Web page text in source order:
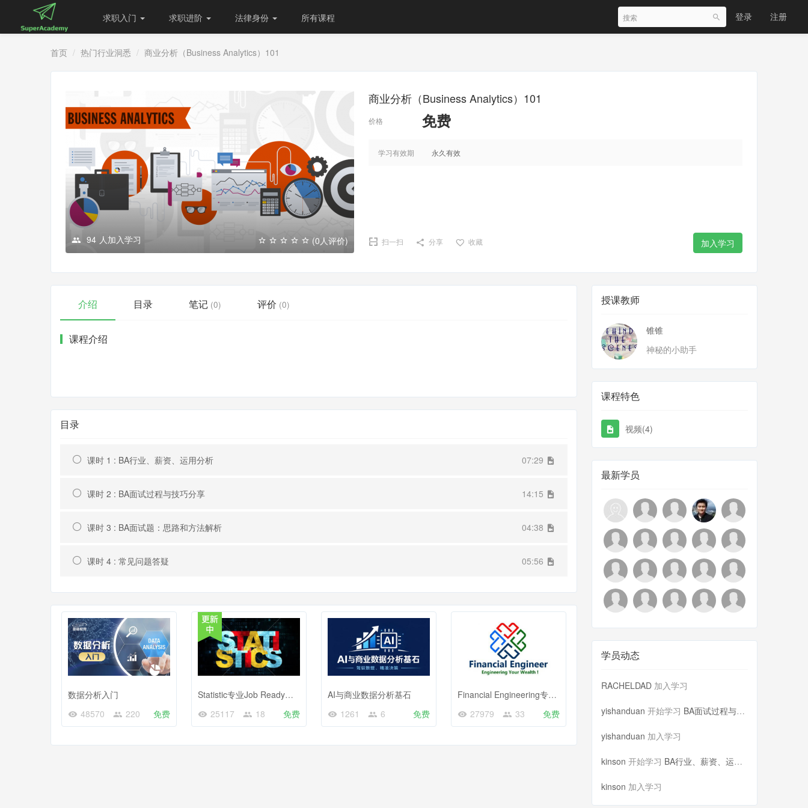
求职入门 求职进阶 法律身份 所有课程 登录 注册
首页 热门行业洞悉 商业分析（Business Analytics）101
94 人加入学习 (0人评价)
商业分析（Business Analytics）101
价格 免费
学习有效期 永久有效
扫一扫 分享 收藏 加入学习
介绍 目录 笔记 (0) 评价 (0)
课程介绍
目录
课时 1 : BA行业、薪资、运用分析 07:29
课时 2 : BA面试过程与技巧分享 14:15
课时 3 : BA面试题：思路和方法解析 04:38
课时 4 : 常见问题答疑 05:56
数据分析入门
48570
220 免费
Statistic专业Job Ready测试
25117
18 免费
AI与商业数据分析基石
1261
6 免费
Financial Engineering专业Job Ready测试前测
27979
33 免费
授课教师
锥锥
神秘的小助手
课程特色
视频(4)
最新学员
学员动态
RACHELDAD 加入学习
yishanduan 开始学习 BA面试过程与技巧分享
yishanduan 加入学习
kinson 开始学习 BA行业、薪资、运用分析
kinson 加入学习